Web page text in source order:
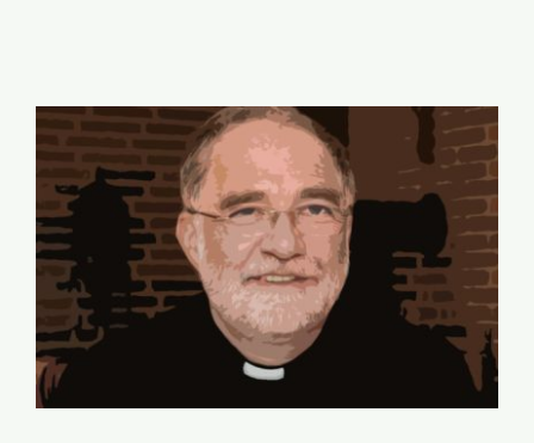
den
wilden
Süden!